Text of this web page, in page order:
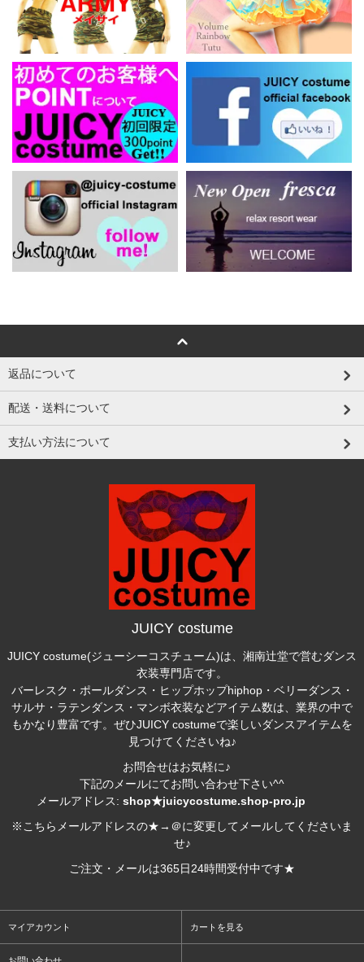
返品について
配送・送料について
支払い方法について
JUICY costume
JUICY costume(ジューシーコスチューム)は、湘南辻堂で営むダンス
衣装専門店です。
バーレスク・ポールダンス・ヒップホップhiphop・ベリーダンス・
サルサ・ラテンダンス・マンボ衣装などアイテム数は、業界の中で
もかなり豊富です。ぜひJUICY costumeで楽しいダンスアイテムを
見つけてくださいね♪
お問合せはお気軽に♪
下記のメールにてお問い合わせ下さい^^
メールアドレス: shop★juicycostume.shop-pro.jp
※こちらメールアドレスの★→＠に変更してメールしてくださいま
せ♪
ご注文・メールは365日24時間受付中です★
マイアカウント カートを見る